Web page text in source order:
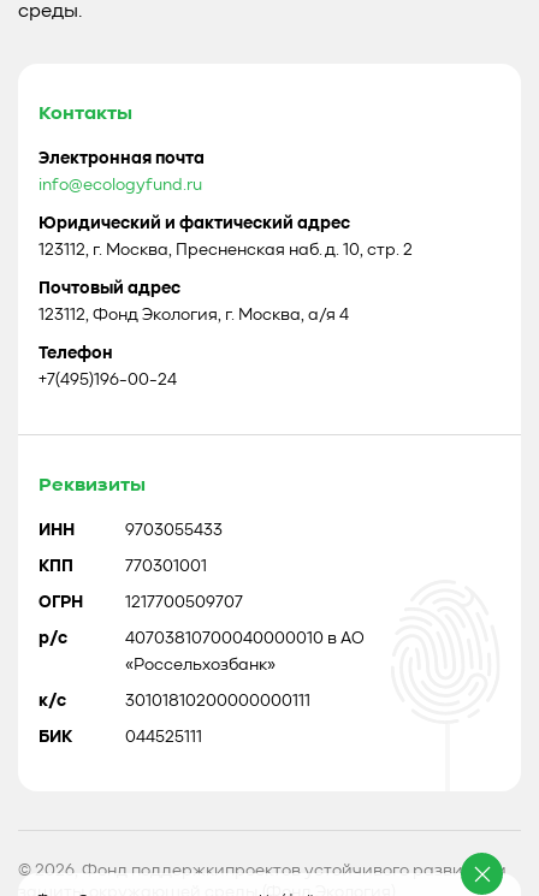
среды.
Контакты
Электронная почта
info@ecologyfund.ru
Юридический и фактический адрес
123112, г. Москва, Пресненская наб. д. 10, стр. 2
Почтовый адрес
123112, Фонд Экология, г. Москва, а/я 4
Телефон
+7(495)196-00-24
Реквизиты
ИНН 9703055433
КПП 770301001
ОГРН 1217700509707
р/с
40703810700040000010 в АО
«Россельхозбанк»
к/с 30101810200000000111
БИК 044525111
© 2026, Фонд поддержкипроектов устойчивого развития и
защиты окружающей среды (Фонд Экология)